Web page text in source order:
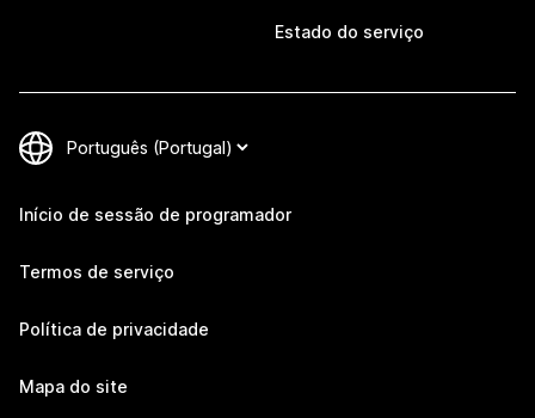
Estado do serviço
Início de sessão de programador
Termos de serviço
Política de privacidade
Mapa do site